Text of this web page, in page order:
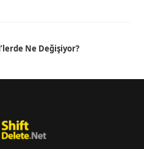
Ne Değişiyor?